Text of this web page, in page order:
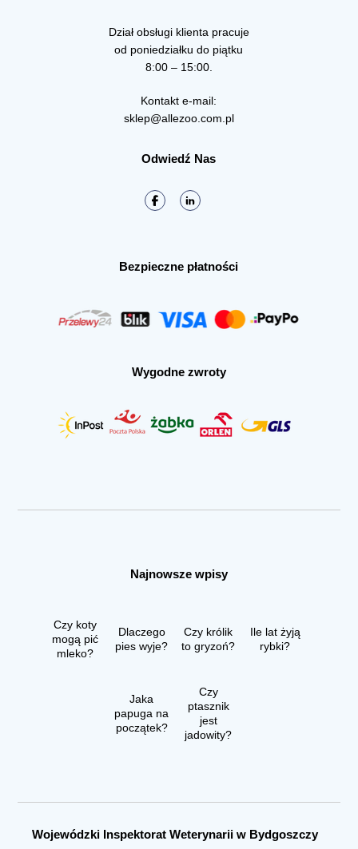
Dział obsługi klienta pracuje
od poniedziałku do piątku
8:00 – 15:00.
Kontakt e-mail:
sklep@allezoo.com.pl
Odwiedź Nas
Bezpieczne płatności
Wygodne zwroty
Najnowsze wpisy
Czy koty
mogą pić
mleko?
Dlaczego
pies wyje?
Czy królik
to gryzoń?
Ile lat żyją
rybki?
Jaka
papuga na
początek?
Czy
ptasznik
jest
jadowity?
Wojewódzki Inspektorat Weterynarii w Bydgoszczy